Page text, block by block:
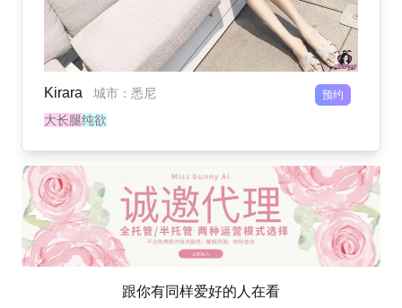
Kirara 城市 ： 悉尼 预约
大长腿纯欲
跟你有同样爱好的人在看